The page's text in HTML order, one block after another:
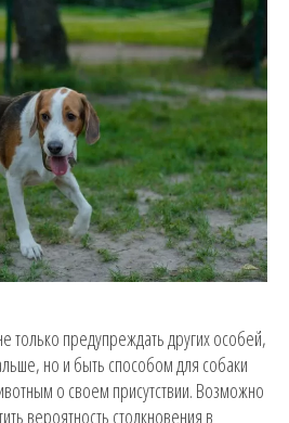
только предупреждать других особей,
но и быть способом для собаки
о своем присутствии. Возможно
вероятность столкновения в